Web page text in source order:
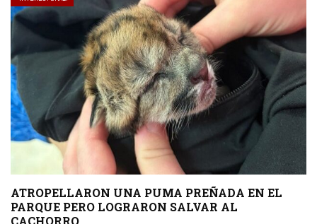
ATROPELLARON UNA PUMA PREÑADA EN EL
PARQUE PERO LOGRARON SALVAR AL
CACHORRO